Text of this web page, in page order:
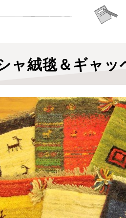
ャ絨毯＆ギャ